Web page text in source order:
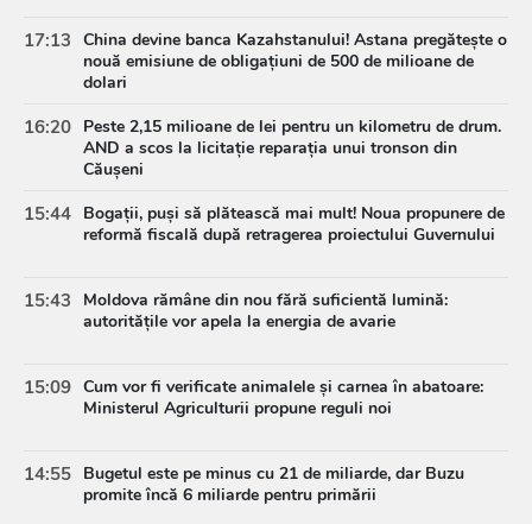
17:13 China devine banca Kazahstanului! Astana pregătește o
nouă emisiune de obligațiuni de 500 de milioane de
dolari
16:20 Peste 2,15 milioane de lei pentru un kilometru de drum.
AND a scos la licitație reparația unui tronson din
Căușeni
15:44 Bogații, puși să plătească mai mult! Noua propunere de
reformă fiscală după retragerea proiectului Guvernului
15:43
Moldova rămâne din nou fără suficientă lumină:
autoritățile vor apela la energia de avarie
15:09 Cum vor fi verificate animalele și carnea în abatoare:
Ministerul Agriculturii propune reguli noi
14:55 Bugetul este pe minus cu 21 de miliarde, dar Buzu
promite încă 6 miliarde pentru primării